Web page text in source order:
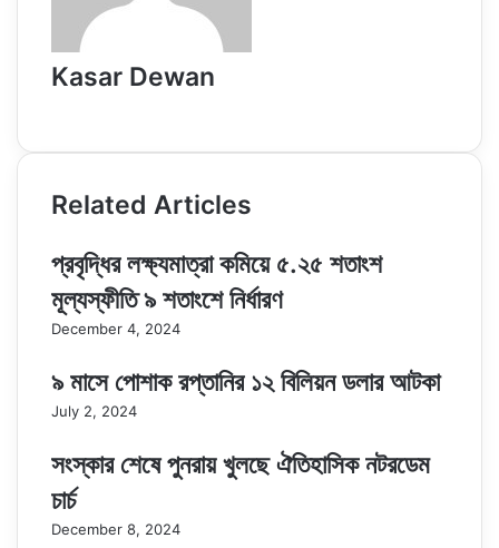
Kasar Dewan
Related Articles
প্রবৃদ্ধির লক্ষ্যমাত্রা কমিয়ে ৫.২৫ শতাংশ
মূল্যস্ফীতি ৯ শতাংশে নির্ধারণ
December 4, 2024
৯ মাসে পোশাক রপ্তানির ১২ বিলিয়ন ডলার আটকা
July 2, 2024
সংস্কার শেষে পুনরায় খুলছে ঐতিহাসিক নটরডেম
চার্চ
December 8, 2024